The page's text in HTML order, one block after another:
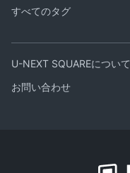
すべてのタグ
U-NEXT SQUAREについて
お問い合わせ